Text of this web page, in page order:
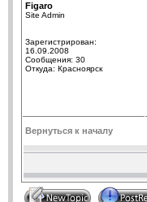
Figaro
Site Admin
Зарегистрирован:
16.09.2008
Сообщения: 30
Откуда: Красноярск
Вернуться к началу